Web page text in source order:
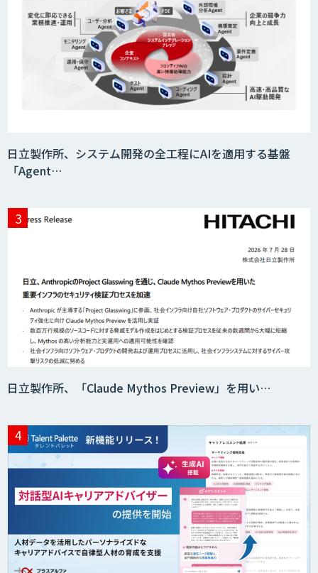
日立製作所、システム開発の全工程にAIを適用する基盤
「Agent…
日立製作所、「Claude Mythos Preview」を用い…